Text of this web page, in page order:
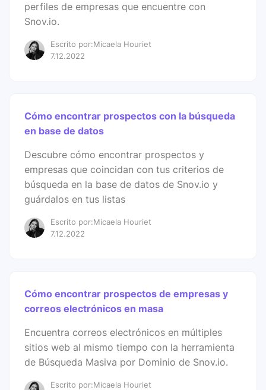
perfiles de empresas que encuentre con
Snov.io.
Escrito por:Micaela Houriet
7.12.2022
Cómo encontrar prospectos con la búsqueda
en base de datos
Descubre cómo encontrar prospectos y
empresas que coincidan con tus criterios de
búsqueda en la base de datos de Snov.io y
guárdalos en tus listas
Escrito por:Micaela Houriet
7.12.2022
Cómo encontrar prospectos de empresas y
correos electrónicos en masa
Encuentra correos electrónicos en múltiples
sitios web al mismo tiempo con la herramienta
de Búsqueda Masiva por Dominio de Snov.io.
Escrito por:Micaela Houriet